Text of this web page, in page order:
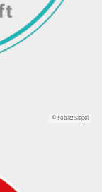
© Fobizz Siegel